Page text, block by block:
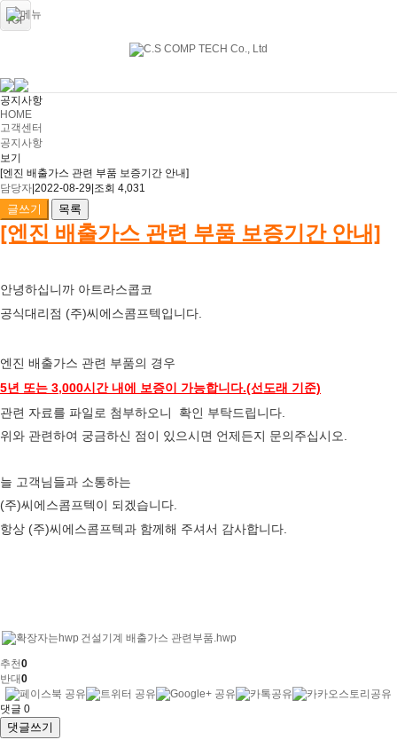
공지사항
HOME
고객센터
공지사항
보기
[엔진 배출가스 관련 부품 보증기간 안내]
담당자 2022-08-29 조회 4,031
글쓰기 목록
[엔진 배출가스 관련 부품 보증기간 안내]
안녕하십니까 아트라스콥코
공식대리점 (주)씨에스콤프텍입니다.
엔진 배출가스 관련 부품의 경우
5년 또는 3,000시간 내에 보증이 가능합니다.(선도래 기준)
관련 자료를 파일로 첨부하오니 확인 부탁드립니다.
위와 관련하여 궁금하신 점이 있으시면 언제든지 문의주십시오.
늘 고객님들과 소통하는
(주)씨에스콤프텍이 되겠습니다.
항상 (주)씨에스콤프텍과 함께해 주셔서 감사합니다.
건설기계 배출가스 관련부품.hwp
추천0
반대0
댓글 0
댓글쓰기